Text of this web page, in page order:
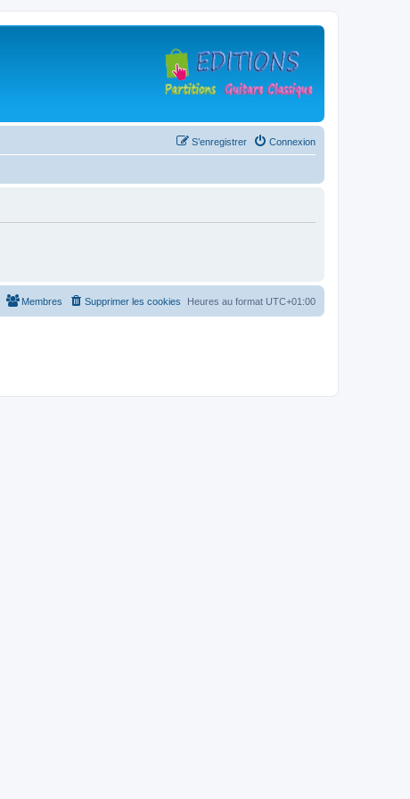
Connexion
S’enregistrer
Heures au format UTC+01:00
Supprimer les cookies
Membres